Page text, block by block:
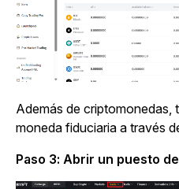
Además de criptomonedas,
moneda fiduciaria a través
Paso 3: Abrir un puesto